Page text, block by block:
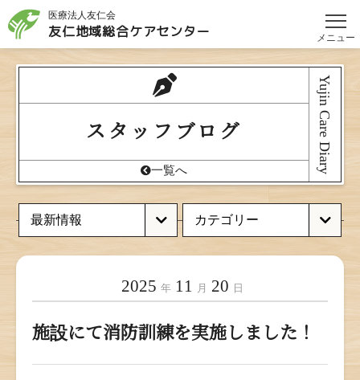
メニュー
医療法人友仁会
友仁地域総合ケアセンター
スタッフブログ Yujin Care Diary
一覧へ
2025 年 11 月 20 日
施設にて消防訓練を実施しました！